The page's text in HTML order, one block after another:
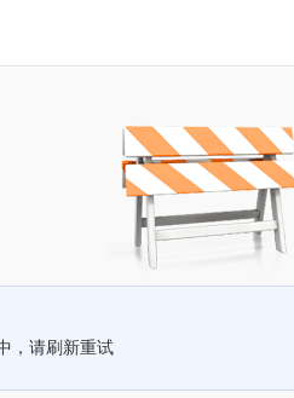
，请刷新重试